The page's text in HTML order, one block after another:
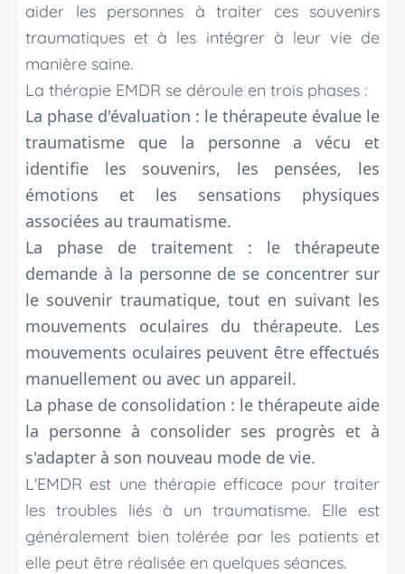
aider les personnes à traiter ces souvenirs
traumatiques et à les intégrer à leur vie de
manière saine.
La thérapie EMDR se déroule en trois phases :
La phase d'évaluation : le thérapeute évalue le
traumatisme que la personne a vécu et
identifie les souvenirs, les pensées, les
émotions et les sensations physiques
associées au traumatisme.
La phase de traitement : le thérapeute
demande à la personne de se concentrer sur
le souvenir traumatique, tout en suivant les
mouvements oculaires du thérapeute. Les
mouvements oculaires peuvent être effectués
manuellement ou avec un appareil.
La phase de consolidation : le thérapeute aide
la personne à consolider ses progrès et à
s'adapter à son nouveau mode de vie.
L'EMDR est une thérapie efficace pour traiter
les troubles liés à un traumatisme. Elle est
généralement bien tolérée par les patients et
elle peut être réalisée en quelques séances.